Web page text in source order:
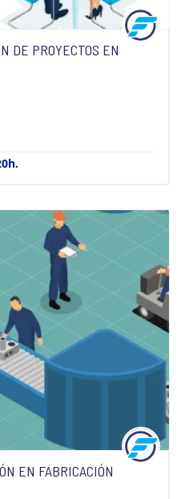
DE PROYECTOS EN
EN FABRICACIÓN